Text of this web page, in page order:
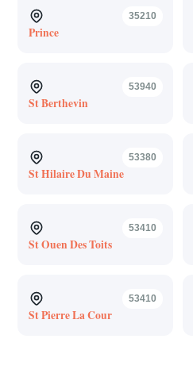
35210
Prince
53940
St Berthevin
53380
St Hilaire Du Maine
53410
St Ouen Des Toits
53410
St Pierre La Cour